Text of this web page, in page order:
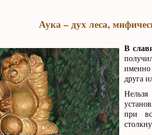
Аука – дух леса,
В
именно
друга
Нельзя
при